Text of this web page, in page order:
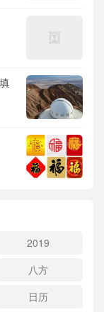
2019
八方
日历